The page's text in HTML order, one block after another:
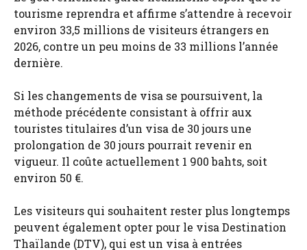
tourisme reprendra et affirme s’attendre à recevoir
environ 33,5 millions de visiteurs étrangers en
2026, contre un peu moins de 33 millions l’année
dernière.
Si les changements de visa se poursuivent, la
méthode précédente consistant à offrir aux
touristes titulaires d’un visa de 30 jours une
prolongation de 30 jours pourrait revenir en
vigueur. Il coûte actuellement 1 900 bahts, soit
environ 50 €.
Les visiteurs qui souhaitent rester plus longtemps
peuvent également opter pour le visa Destination
Thaïlande (DTV), qui est un visa à entrées